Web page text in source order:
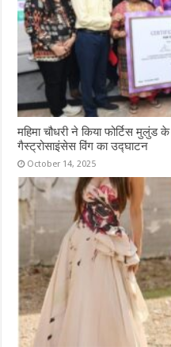
महिमा चौधरी ने किया फोर्टिस
गैस्ट्रोसाइंसेस विंग का उद्घाटन
October 14, 2025